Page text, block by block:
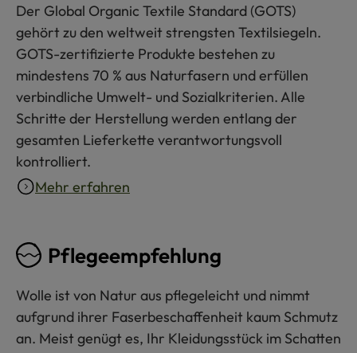
Der Global Organic Textile Standard (GOTS)
gehört zu den weltweit strengsten Textilsiegeln.
GOTS-zertifizierte Produkte bestehen zu
mindestens 70 % aus Naturfasern und erfüllen
verbindliche Umwelt- und Sozialkriterien. Alle
Schritte der Herstellung werden entlang der
gesamten Lieferkette verantwortungsvoll
kontrolliert.
Mehr erfahren
Pflegeempfehlung
Wolle ist von Natur aus pflegeleicht und nimmt
aufgrund ihrer Faserbeschaffenheit kaum Schmutz
an. Meist genügt es, Ihr Kleidungsstück im Schatten